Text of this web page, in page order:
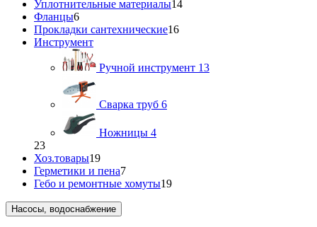
Уплотнительные материалы14
Фланцы6
Прокладки сантехнические16
Инструмент
Ручной инструмент 13
Сварка труб 6
Ножницы 4
23
Хоз.товары19
Герметики и пена7
Гебо и ремонтные хомуты19
Насосы, водоснабжение